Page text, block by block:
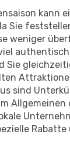
kann
Sie
weniger
Sie
sind
Allgemeinen